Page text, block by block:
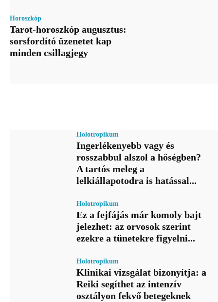
Horoszkóp
Tarot-horoszkóp augusztus:
sorsfordító üzenetet kap
minden csillagjegy
Holotropikum
Ingerlékenyebb vagy és
rosszabbul alszol a hőségben?
A tartós meleg a
lelkiállapotodra is hatással...
Holotropikum
Ez a fejfájás már komoly bajt
jelezhet: az orvosok szerint
ezekre a tünetekre figyelni...
Holotropikum
Klinikai vizsgálat bizonyítja: a
Reiki segíthet az intenzív
osztályon fekvő betegeknek